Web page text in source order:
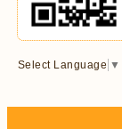
Select Language ▼